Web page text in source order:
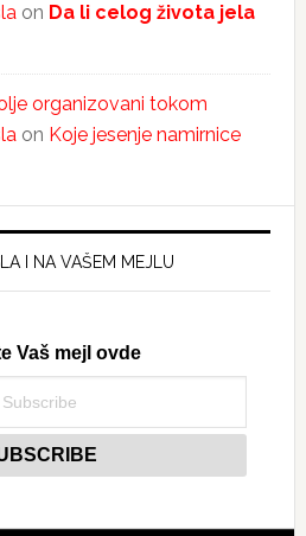
on Da li celog života jela
organizovani tokom
on Koje jesenje namirnice
I NA VAŠEM MEJLU
Vaš mejl ovde